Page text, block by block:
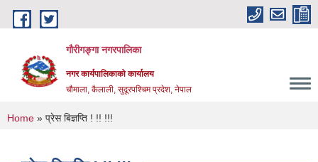
Skip to main content
गौरीगङ्गा नगरपालिका
नगर कार्यपालिकाको कार्यालय
चौमाला, कैलाली, सुदूरपश्चिम प्रदेश, नेपाल
You are here
Home » प्रेस बिज्ञप्ति ! !! !!!